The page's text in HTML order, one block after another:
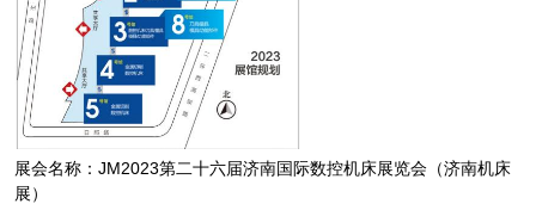
展会名称：JM2023第二十六届济南国际数控机床展览会（济南机床
展）